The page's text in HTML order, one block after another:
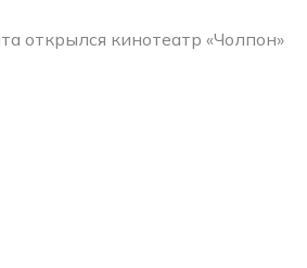
открылся кинотеатр «Чолпон»